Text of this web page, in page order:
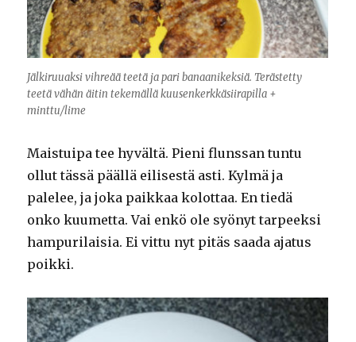
Jälkiruuaksi vihreää teetä ja pari banaanikeksiä. Terästetty
teetä vähän äitin tekemällä kuusenkerkkäsiirapilla +
minttu/lime
Maistuipa tee hyvältä. Pieni flunssan tuntu
ollut tässä päällä eilisestä asti. Kylmä ja
palelee, ja joka paikkaa kolottaa. En tiedä
onko kuumetta. Vai enkö ole syönyt tarpeeksi
hampurilaisia. Ei vittu nyt pitäs saada ajatus
poikki.